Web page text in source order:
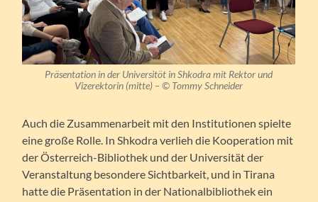
Präsentation in der Universitöt in Shkodra mit Rektor und
Vizerektorin (mitte) – © Tommy Schneider
Auch die Zusammenarbeit mit den Institutionen spielte
eine große Rolle. In Shkodra verlieh die Kooperation mit
der Österreich-Bibliothek und der Universität der
Veranstaltung besondere Sichtbarkeit, und in Tirana
hatte die Präsentation in der Nationalbibliothek ein